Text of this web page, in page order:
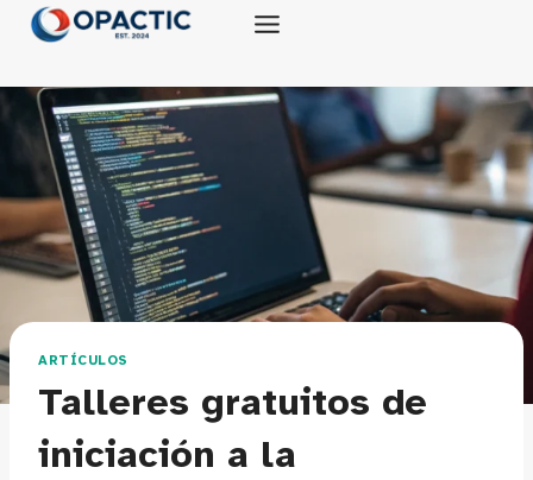
Saltar
ARTÍCULOS
Talleres gratuitos de
iniciación a la